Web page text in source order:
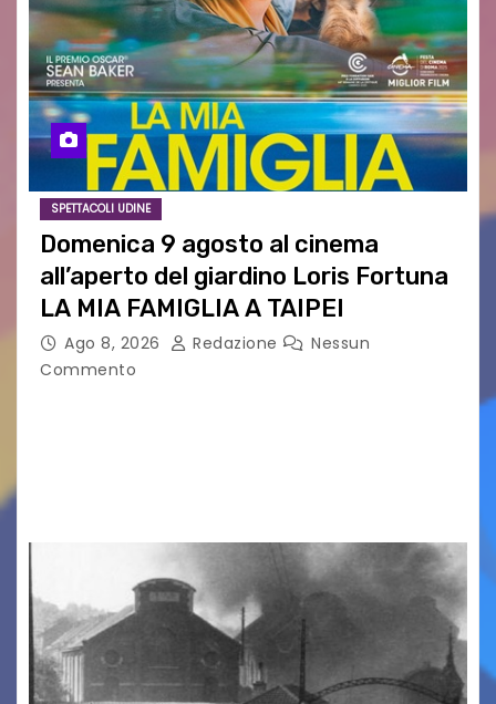
SPETTACOLI UDINE
Domenica 9 agosto al cinema
all’aperto del giardino Loris Fortuna
LA MIA FAMIGLIA A TAIPEI
Ago 8, 2026 Redazione
Nessun
Commento